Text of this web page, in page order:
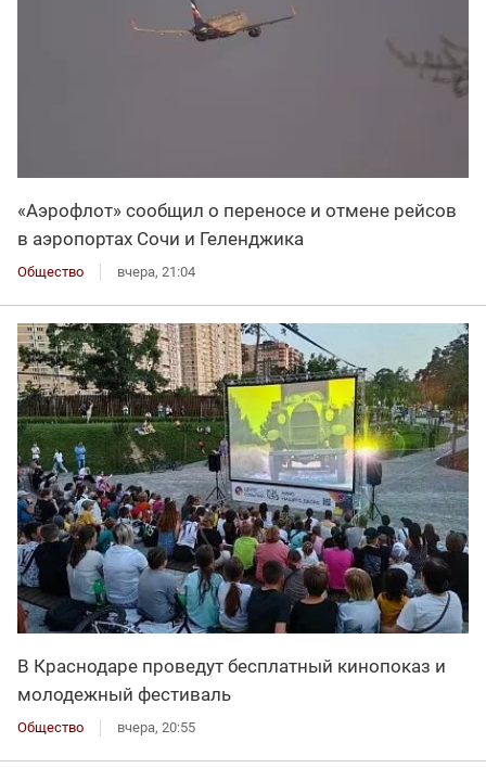
«Аэрофлот» сообщил о переносе и отмене рейсов
в аэропортах Сочи и Геленджика
Общество вчера, 21:04
В Краснодаре проведут бесплатный кинопоказ и
молодежный фестиваль
Общество вчера, 20:55